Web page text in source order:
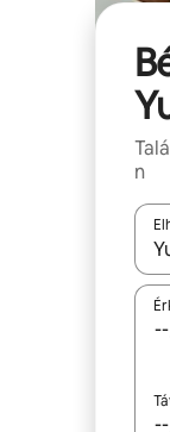
n